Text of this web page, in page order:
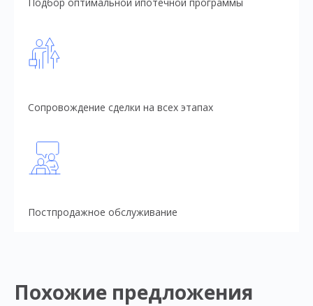
Сопровождение сделки на всех этапах
Постпродажное обслуживание
Похожие предложения